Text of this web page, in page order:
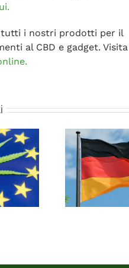
tutti i nostri prodotti per il
al CBD e gadget.